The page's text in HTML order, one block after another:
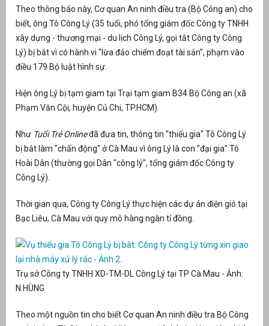
Theo thông báo này, Cơ quan An ninh điều tra (Bộ Công an) cho
biết, ông Tô Công Lý (35 tuổi, phó tổng giám đốc Công ty TNHH
xây dựng - thương mại - du lịch Công Lý, gọi tắt Công ty Công
Lý) bị bắt vì có hành vi "lừa đảo chiếm đoạt tài sản", phạm vào
điều 179 Bộ luật hình sự.
Hiện ông Lý bị tạm giam tại Trại tạm giam B34 Bộ Công an (xã
Phạm Văn Cội, huyện Củ Chi, TP.HCM).
Như Tuổi Trẻ Onlineđã đưa tin, thông tin "thiếu gia" Tô Công Lý
bị bắt làm "chấn động" ở Cà Mau vì ông Lý là con "đại gia" Tô
Hoài Dân (thường gọi Dân "công lý", tổng giám đốc Công ty
Công Lý).
Thời gian qua, Công ty Công Lý thực hiện các dự án điện gió tại
Bạc Liêu, Cà Mau với quy mô hàng ngàn tỉ đồng.
Trụ sở Công ty TNHH XD-TM-DL Công Lý tại TP Cà Mau - Ảnh:
N.HÙNG
Theo một nguồn tin cho biết Cơ quan An ninh điều tra Bộ Công